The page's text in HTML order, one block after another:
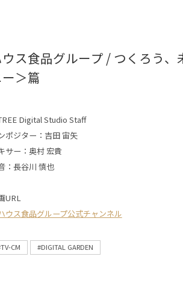
ス食品グループ / つくろう
＞篇
Digital Studio Staff
ポジター：吉田 宙矢
サー：奥村 宏貴
：長谷川 慎也
URL
ウス食品グループ公式チャンネル
CM #DIGITAL GARDEN